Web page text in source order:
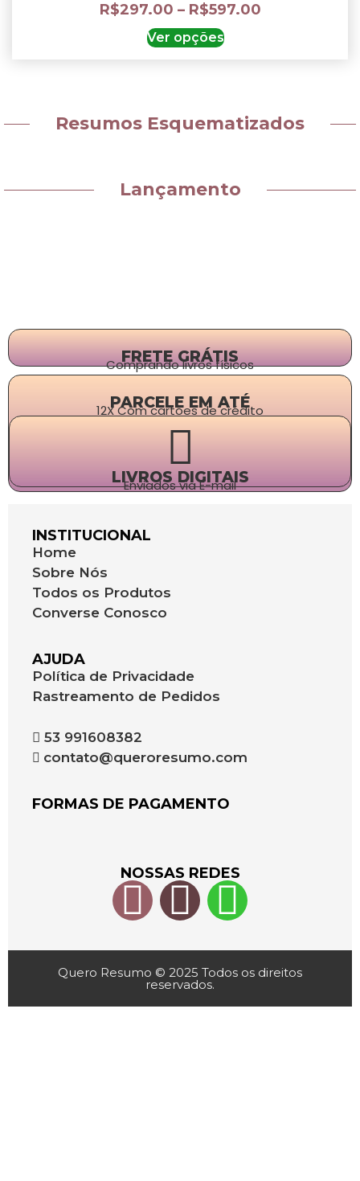
R$297.00 – R$597.00
Ver opções
Resumos Esquematizados
Lançamento
FRETE GRÁTIS
Comprando livros físicos
PARCELE EM ATÉ
12X Com cartões de crédito
LIVROS DIGITAIS
Enviados via E-mail
INSTITUCIONAL
Home
Sobre Nós
Todos os Produtos
Converse Conosco
AJUDA
Política de Privacidade
Rastreamento de Pedidos
53 991608382
contato@queroresumo.com
FORMAS DE PAGAMENTO
NOSSAS REDES
Quero Resumo © 2025 Todos os direitos
reservados.